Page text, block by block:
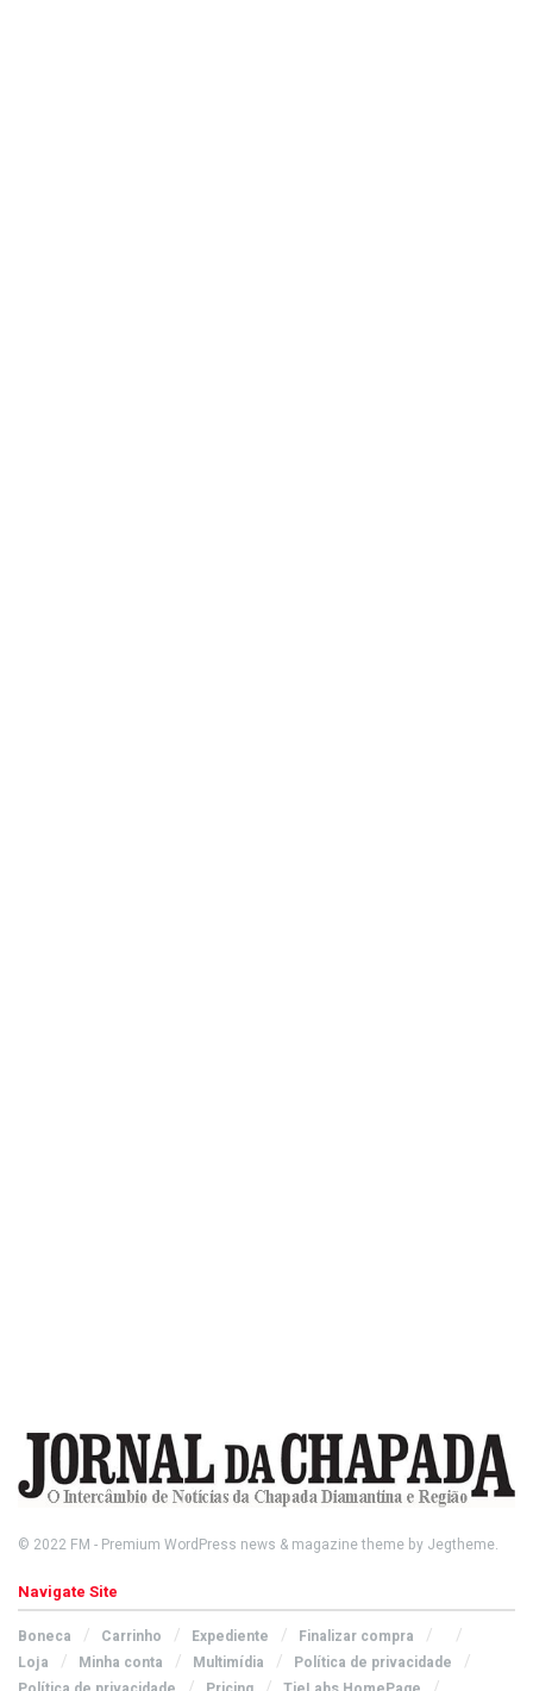
© 2022 FM - Premium WordPress news & magazine theme by Jegtheme.
Navigate Site
Boneca Carrinho Expediente
Finalizar compra
Loja
Minha conta Multimídia
Política de privacidade